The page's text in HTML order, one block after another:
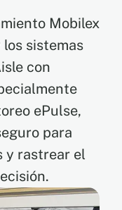
Mobilex
sistemas
con
ePulse,
para
y rastrear el